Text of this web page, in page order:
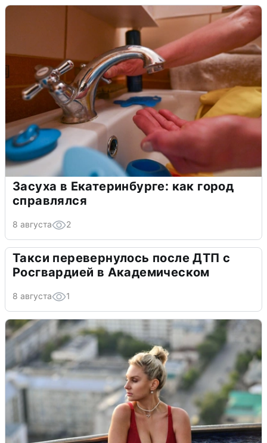
Засуха в Екатеринбурге: как город
справлялся
8 августа 2
Такси перевернулось после ДТП с
Росгвардией в Академическом
8 августа 1